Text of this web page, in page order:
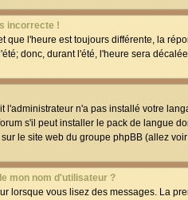
incorrecte !
que l'heure est toujours différente, la
donc, durant l'été, l'heure sera
l'administrateur n'a pas installé votre
s'il peut installer le pack de langue
le site web du groupe phpBB (allez
mon nom d'utilisateur ?
lorsque vous lisez des messages. La